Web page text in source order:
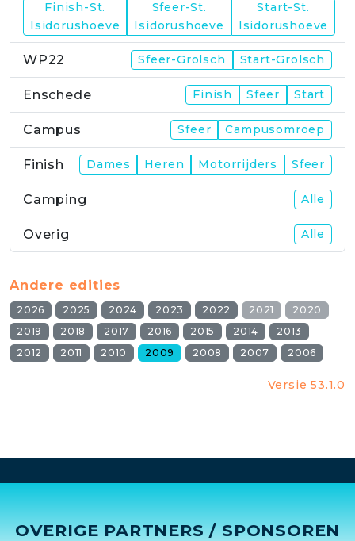
WP21
Finish-St.
Isidorushoeve
Sfeer-St.
Isidorushoeve
Start-St.
Isidorushoeve
WP22 Sfeer-Grolsch Start-Grolsch
Enschede Finish Sfeer Start
Campus Sfeer Campusomroep
Finish Dames Heren Motorrijders Sfeer
Camping Alle
Overig Alle
Andere edities
2026 2025 2024 2023 2022 2021
2020
2019
2018 2017 2016 2015 2014
2013
2012
2011 2010 2009 2008 2007 2006
Versie 53.1.0
OVERIGE PARTNERS / SPONSOREN